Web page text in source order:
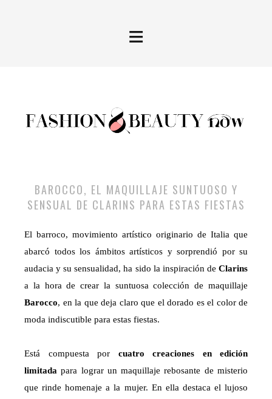
≡
BAROCCO, EL MAQUILLAJE SUNTUOSO Y
SENSUAL DE CLARINS PARA ESTAS FIESTAS
El barroco, movimiento artístico originario de Italia que
abarcó todos los ámbitos artísticos y sorprendió por su
audacia y su sensualidad, ha sido la inspiración de Clarins
a la hora de crear la suntuosa colección de maquillaje
Barocco, en la que deja claro que el dorado es el color de
moda indiscutible para estas fiestas.
Está compuesta por cuatro creaciones en edición
limitada para lograr un maquillaje rebosante de misterio
que rinde homenaje a la mujer. En ella destaca el lujoso